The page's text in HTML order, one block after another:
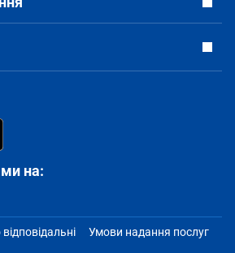
на:
Умови надання послуг